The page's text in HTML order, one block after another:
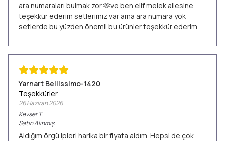
ara numaraları bulmak zor 🫶ve ben elif melek ailesine
teşekkür ederim setlerimiz var ama ara numara yok
setlerde bu yüzden önemli bu ürünler teşekkür ederim
Yarnart Bellissimo-1420
Teşekkürler
26 Haziran 2026
Kevser T.
Satın Alınmış
Aldığım örgü ipleri harika bir fiyata aldım. Hepsi de çok